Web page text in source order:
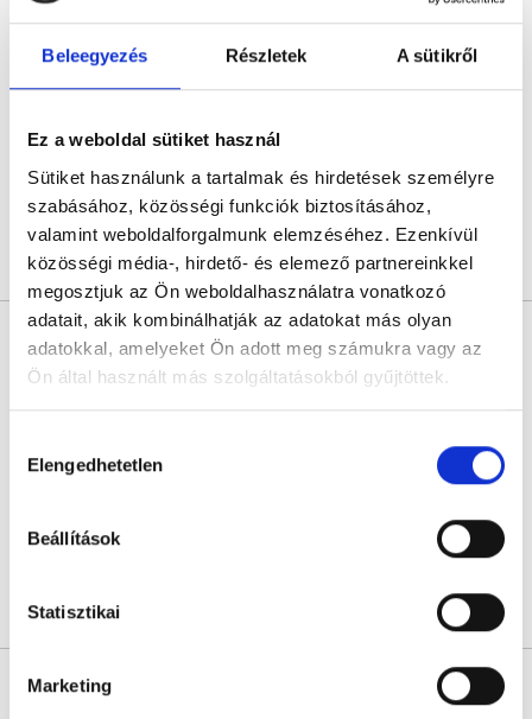
Beleegyezés Részletek A sütikről
Ez a weboldal sütiket használ
Sütiket használunk a tartalmak és hirdetések személyre
szabásához, közösségi funkciók biztosításához,
valamint weboldalforgalmunk elemzéséhez. Ezenkívül
közösségi média-, hirdető- és elemező partnereinkkel
megosztjuk az Ön weboldalhasználatra vonatkozó
adatait, akik kombinálhatják az adatokat más olyan
adatokkal, amelyeket Ön adott meg számukra vagy az
Ön által használt más szolgáltatásokból gyűjtöttek.
szabályzat:https://foglaljorvost.hu/info/foglaljorvost-
kiválasztása
Elengedhetetlen
Beállítások
Statisztikai
Marketing
18 értékelés
Következő időpont:augusztus 10.
Árlista Összes időpont Profil
Kilégzési teszt - Gasztroklinika
Buda
Diagnoszta
0.0
Árlista Profil